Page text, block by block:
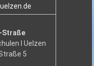
Straße
I Uelzen
5